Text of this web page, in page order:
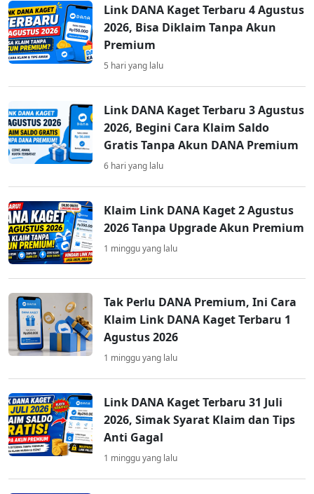
Link DANA Kaget Terbaru 4 Agustus
2026, Bisa Diklaim Tanpa Akun
Premium
5 hari yang lalu
Link DANA Kaget Terbaru 3 Agustus
2026, Begini Cara Klaim Saldo
Gratis Tanpa Akun DANA Premium
6 hari yang lalu
Klaim Link DANA Kaget 2 Agustus
2026 Tanpa Upgrade Akun Premium
1 minggu yang lalu
Tak Perlu DANA Premium, Ini Cara
Klaim Link DANA Kaget Terbaru 1
Agustus 2026
1 minggu yang lalu
Link DANA Kaget Terbaru 31 Juli
2026, Simak Syarat Klaim dan Tips
Anti Gagal
1 minggu yang lalu